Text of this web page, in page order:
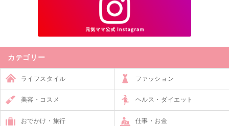
カテゴリー
ライフスタイル ファッション
美容・コスメ ヘルス・ダイエット
おでかけ・旅行 仕事・お金